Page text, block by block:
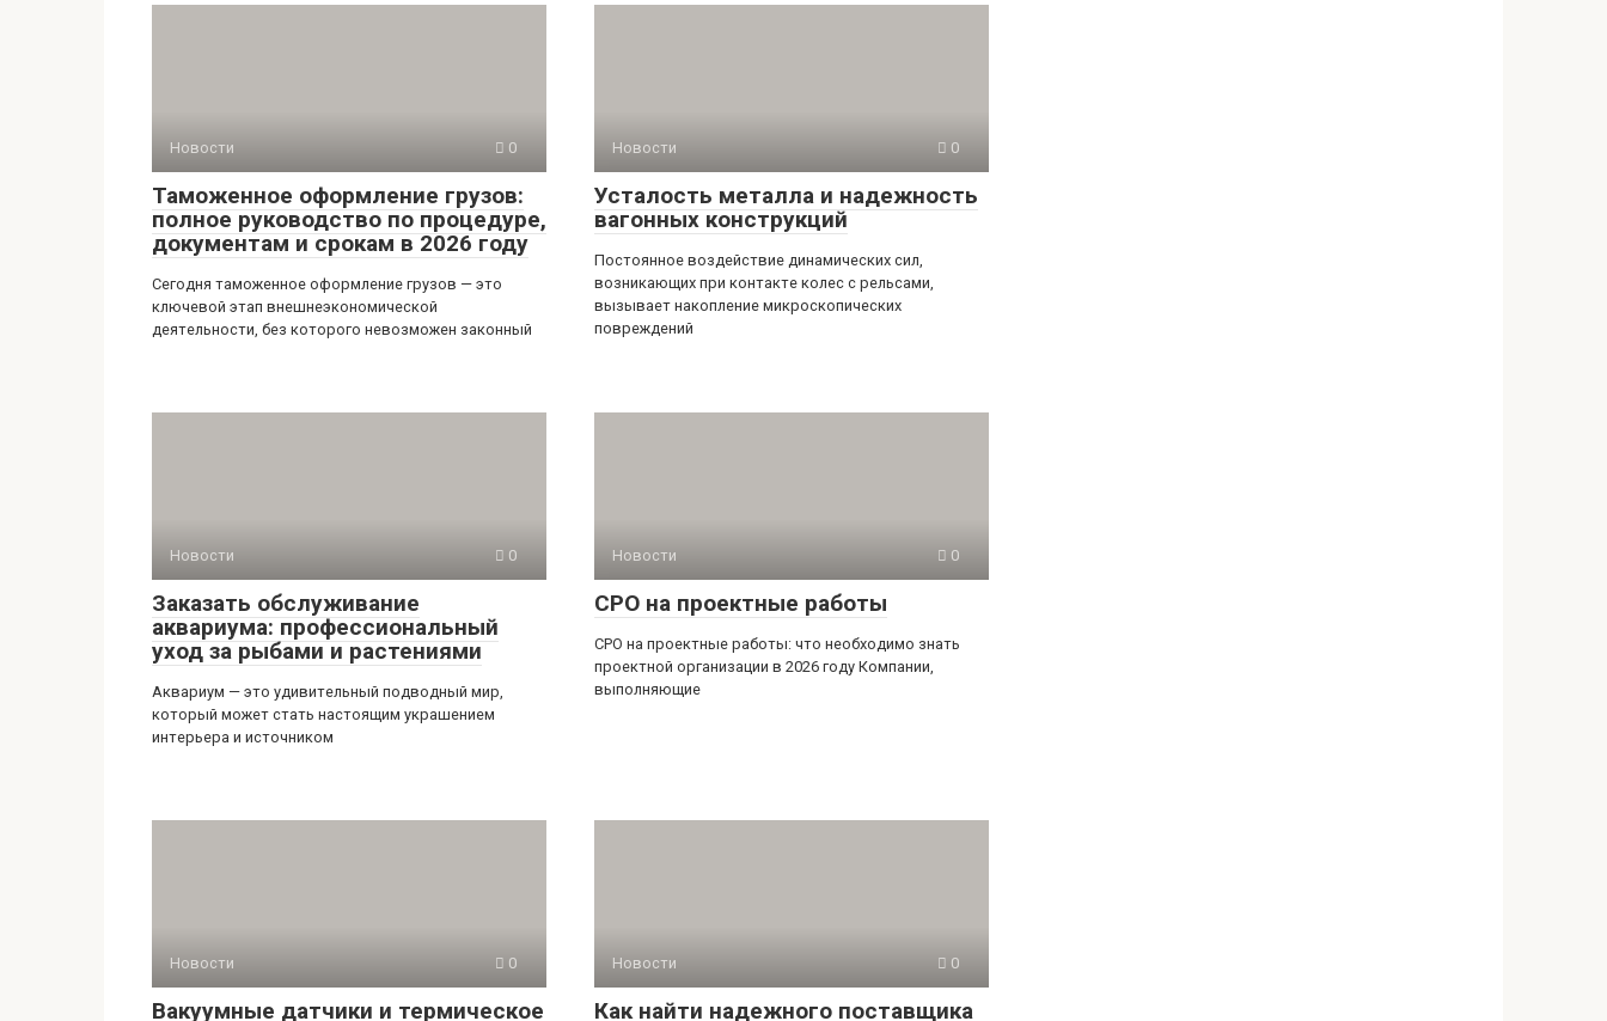
Новости 0
Таможенное оформление грузов:
полное руководство по процедуре,
документам и срокам в 2026 году
Сегодня таможенное оформление грузов — это
ключевой этап внешнеэкономической
деятельности, без которого невозможен законный
Новости 0
Усталость металла и надежность
вагонных конструкций
Постоянное воздействие динамических сил,
возникающих при контакте колес с рельсами,
вызывает накопление микроскопических
повреждений
Новости 0
Заказать обслуживание
аквариума: профессиональный
уход за рыбами и растениями
Аквариум — это удивительный подводный мир,
который может стать настоящим украшением
интерьера и источником
Новости 0
СРО на проектные работы
СРО на проектные работы: что необходимо знать
проектной организации в 2026 году Компании,
выполняющие
Новости 0
Вакуумные датчики и термическое
Новости 0
Как найти надежного поставщика